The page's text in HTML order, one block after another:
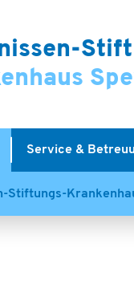
Service &
Stiftungs-